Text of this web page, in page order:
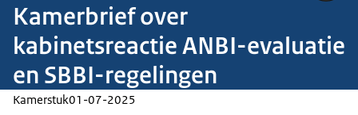
Kamerbrief over
kabinetsreactie ANBI-evaluatie
en SBBI-regelingen
Kamerstuk01-07-2025